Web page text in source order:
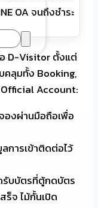
D-Visitor ตั้งแต่
ลุมทั้ง Booking,
Official Account:
งผ่านมือถือเพื่อ
การเข้าติดต่อไว้
บบัตรที่ตู้กดบัตร
จ ไม้กั้นเปิด